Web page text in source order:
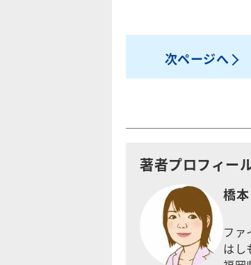
次ページへ
著者プロフィー
橋
ファ
はし